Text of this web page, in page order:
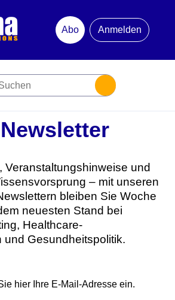
Abo
Anmelden
Veranstaltungshinweise und
– mit unseren
bleiben Sie Woche
neuesten Stand bei
Healthcare-
und Gesundheitspolitik.
hier Ihre E-Mail-Adresse ein.